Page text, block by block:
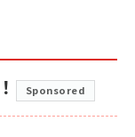
Sponsored